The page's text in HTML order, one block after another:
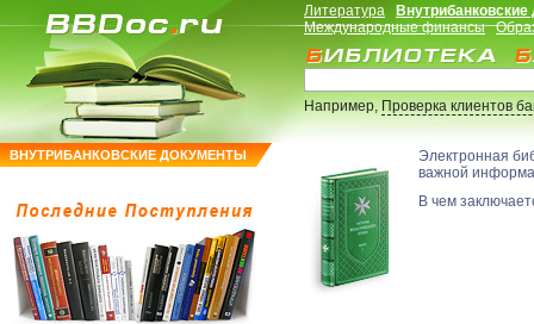
ВНУТРИБАНКОВСКИЕ ДОКУМЕНТЫ
Литература
Международные финансы
Например,Проверка клиентов
Электронная
важной
В чем